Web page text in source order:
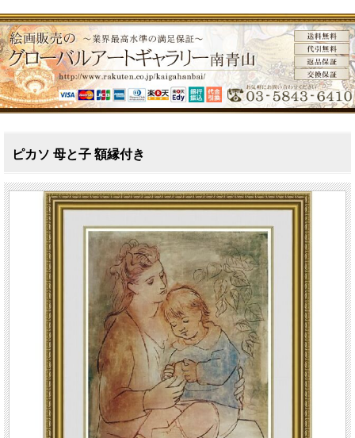
ピカソ 母と子 額縁付き